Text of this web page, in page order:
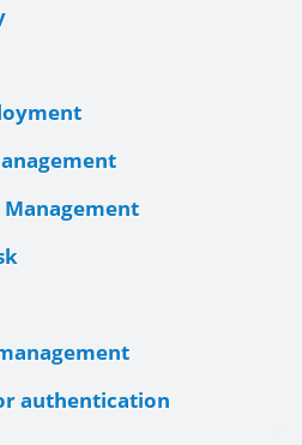
Management
authentication